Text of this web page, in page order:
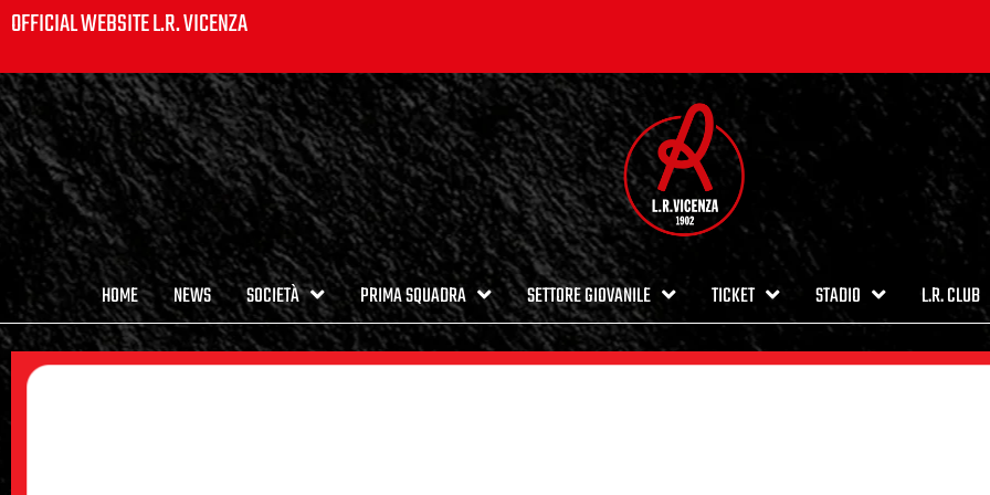
OFFICIAL WEBSITE L.R. VICENZA
HOME NEWS SOCIETÀ PRIMA SQUADRA SETTORE GIOVANILE TICKET STADIO L.R. CLUB